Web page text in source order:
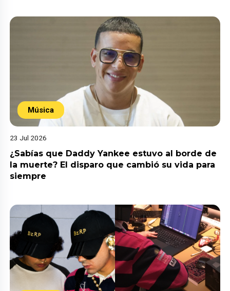
Música
23 Jul 2026
¿Sabías que Daddy Yankee estuvo al borde de
la muerte? El disparo que cambió su vida para
siempre